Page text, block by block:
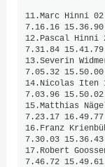
11.Marc Hinni
7.16.16
12.Pascal
7.31.84
13.Severin
7.05.32
14.Nicolas
7.03.96
15.Matthias
7.23.17
16.Franz
7.30.03
17.Robert
7.46.72